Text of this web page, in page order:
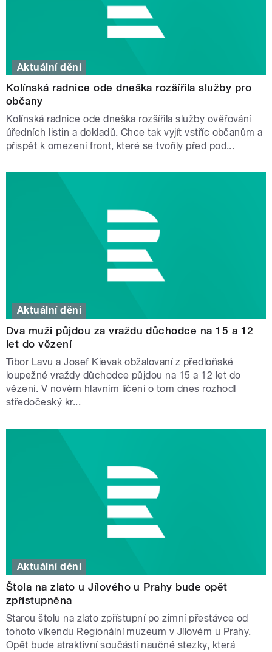
Aktuální dění
Kolínská radnice ode dneška rozšířila služby pro
občany
Kolínská radnice ode dneška rozšířila služby ověřování
úředních listin a dokladů. Chce tak vyjít vstříc občanům a
přispět k omezení front, které se tvořily před pod...
Aktuální dění
Dva muži půjdou za vraždu důchodce na 15 a 12
let do vězení
Tibor Lavu a Josef Kievak obžalovaní z předloňské
loupežné vraždy důchodce půjdou na 15 a 12 let do
vězení. V novém hlavním líčení o tom dnes rozhodl
středočeský kr...
Aktuální dění
Štola na zlato u Jílového u Prahy bude opět
zpřístupněna
Starou štolu na zlato zpřístupní po zimní přestávce od
tohoto víkendu Regionální muzeum v Jílovém u Prahy.
Opět bude atraktivní součástí naučné stezky, která